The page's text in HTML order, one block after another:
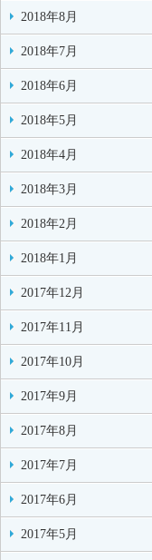
2018年8月
2018年7月
2018年6月
2018年5月
2018年4月
2018年3月
2018年2月
2018年1月
2017年12月
2017年11月
2017年10月
2017年9月
2017年8月
2017年7月
2017年6月
2017年5月